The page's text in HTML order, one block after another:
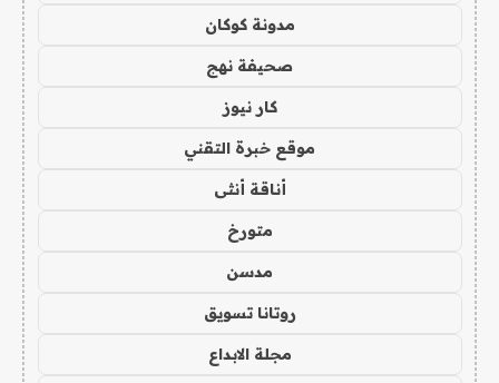
مدونة كوكان
صحيفة نهج
كار نيوز
موقع خبرة التقني
أناقة أنثى
متورخ
مدسن
روتانا تسويق
مجلة الابداع